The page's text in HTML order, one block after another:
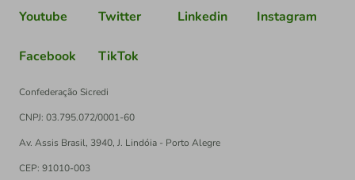
Youtube Twitter Linkedin Instagram
Facebook TikTok
Confederação Sicredi
CNPJ: 03.795.072/0001-60
Av. Assis Brasil, 3940, J. Lindóia - Porto Alegre
CEP: 91010-003